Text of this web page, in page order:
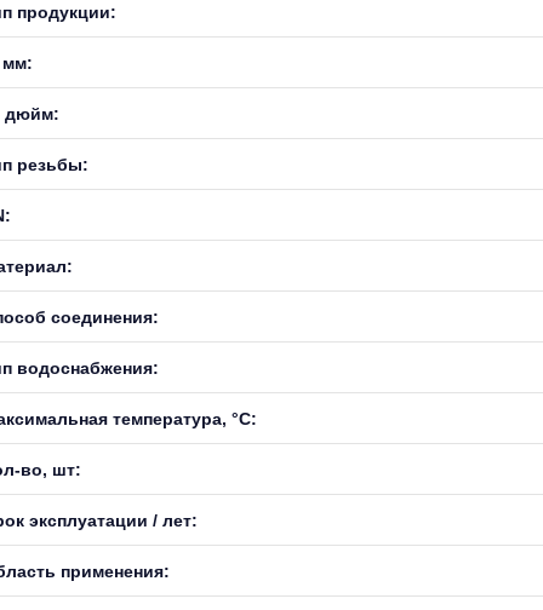
продукции:
мм:
дюйм:
резьбы:
соединения:
водоснабжения:
температура, °С:
во, шт:
эксплуатации / лет:
применения: